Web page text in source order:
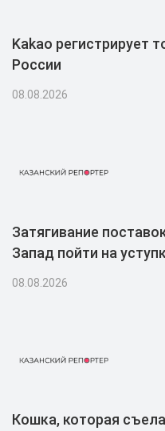
Kakao регистрирует
России
08.08.2026
Затягивание
Запад пойти на
08.08.2026
Кошка, которая